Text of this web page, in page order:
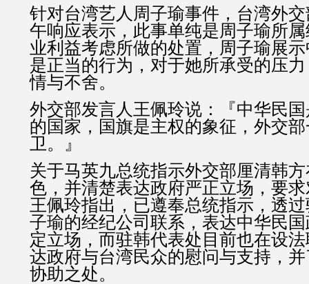
针对台湾艺人周子瑜事件，台湾外
午响应表示，此事单纯是周子瑜所
业利益考虑所做的处置，周子瑜展
是正当的行为，对于她所承受的压
情与不舍。
外交部发言人王佩玲说：『中华民
的国家，国旗是主权的象征，外交
卫。』
关于马英九总统指示外交部厘清韩
色，并清楚表达政府严正立场，要
王佩玲指出，已遵奉总统指示，透
子瑜的经纪公司联系，表达中华民
定立场，而驻韩代表处目前也在设
达政府与台湾民众的慰问与支持，
协助之处。